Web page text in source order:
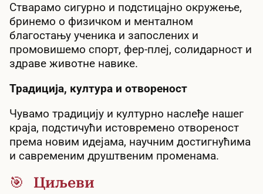
Стварамо сигурно и подстицајно окружење,
бринемо о физичком и менталном
благостању ученика и запослених и
промовишемо спорт, фер-плеј, солидарност и
здраве животне навике.
Традиција, култура и отвореност
Чувамо традицију и културно наслеђе нашег
краја, подстичући истовремено отвореност
према новим идејама, научним достигнућима
и савременим друштвеним променама.
🎯 Циљеви